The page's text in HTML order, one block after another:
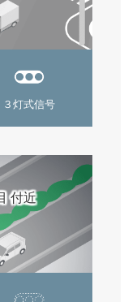
３灯式信号
付近